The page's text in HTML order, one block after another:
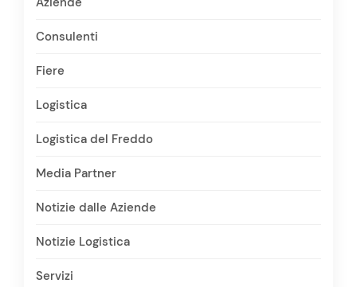
Consulenti
Fiere
Logistica
Logistica del Freddo
Media Partner
Notizie dalle Aziende
Notizie Logistica
Servizi